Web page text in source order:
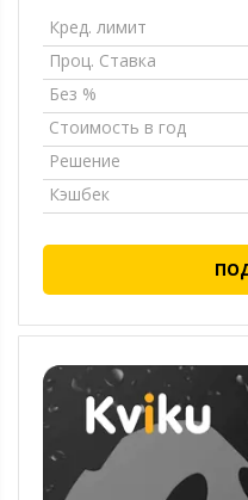
Кред. лимит
Проц. Ставка
Без %
Стоимость в год
Решение
Кэшбек